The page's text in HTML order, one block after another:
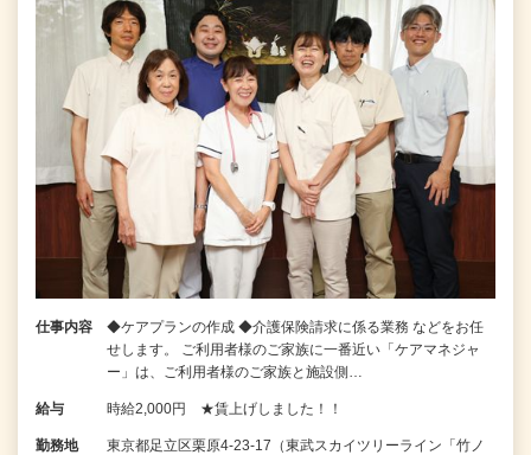
仕事内容
◆ケアプランの作成 ◆介護保険請求に係る業務 などをお任
せします。 ご利用者様のご家族に一番近い「ケアマネジャ
ー」は、ご利用者様のご家族と施設側…
給与 時給2,000円 ★賃上げしました！！
勤務地
東京都足立区栗原4-23-17（東武スカイツリーライン「竹ノ